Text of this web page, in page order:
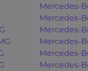
Mercedes-
Mercedes-
Mercedes-
Mercedes-
Mercedes-
Mercedes-